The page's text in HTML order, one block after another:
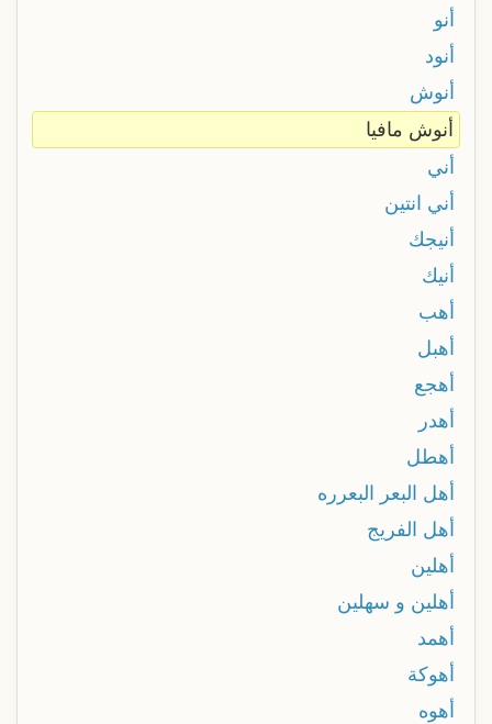
أنو
أنود
أنوش
أنوش مافيا
أني
أني انتين
أنيجك
أنيك
أهب
أهبل
أهجع
أهدر
أهطل
أهل البعر البعرره
أهل الفريج
أهلين
أهلين و سهلين
أهمد
أهوكة
أهوه